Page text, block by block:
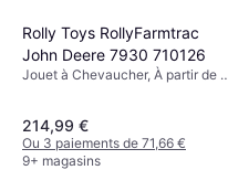
Rolly Toys RollyFarmtrac
John Deere 7930 710126
Jouet à Chevaucher, À partir de 3
214,99 €
Ou 3 paiements de 71,66 €
9+ magasins